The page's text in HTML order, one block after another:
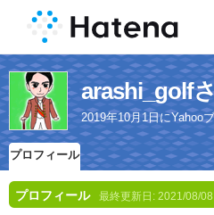
arashi_golf
2019年10月1日にYahoo
プロフィール
プロフィール 最終更新日: 2021/08/08